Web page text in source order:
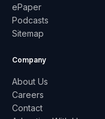
ePaper
Podcasts
Sitemap
Company
About Us
Careers
Contact